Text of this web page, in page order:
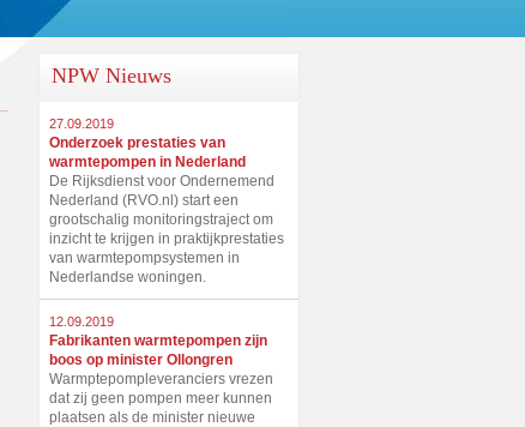
NPW Nieuws
27.09.2019
Onderzoek prestaties van
warmtepompen in Nederland
De Rijksdienst voor Ondernemend
Nederland (RVO.nl) start een
grootschalig monitoringstraject om
inzicht te krijgen in praktijkprestaties
van warmtepompsystemen in
Nederlandse woningen.
12.09.2019
Fabrikanten warmtepompen zijn
boos op minister Ollongren
Warmptepompleveranciers vrezen
dat zij geen pompen meer kunnen
plaatsen als de minister nieuwe